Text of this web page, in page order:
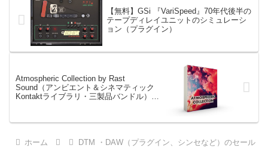
【無料】GSi 『VariSpeed』70年代後半の
テープディレイユニットのシミュレーシ
ョン（プラグイン）
Atmospheric Collection by Rast
Sound（アンビエント＆シネマティック
Kontaktライブラリ・三製品バンドル）
ホーム
DTM ・DAW（プラグイン、シンセなど）のセール